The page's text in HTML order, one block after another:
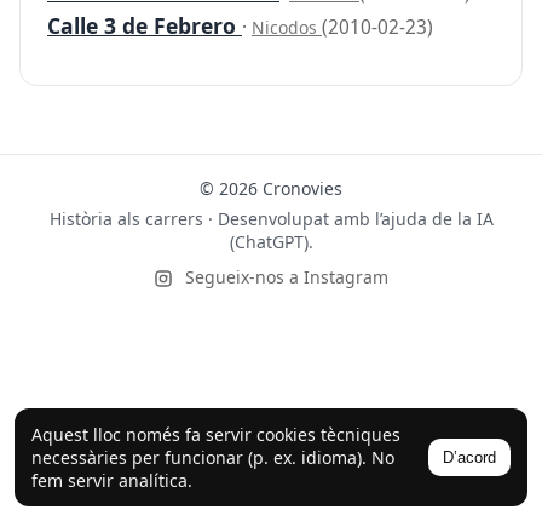
Aquest lloc només fa servir cookies tècniques
necessàries per funcionar (p. ex. idioma). No
fem servir analítica.
D’acord
Calle 3 de Febrero · Nicodos (2010-02-23)
© 2026 Cronovies
Història als carrers · Desenvolupat amb l’ajuda de la IA
(ChatGPT).
Segueix-nos a Instagram